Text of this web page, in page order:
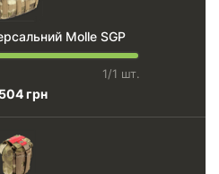
Molle SGP
1/1 шт.
504 грн